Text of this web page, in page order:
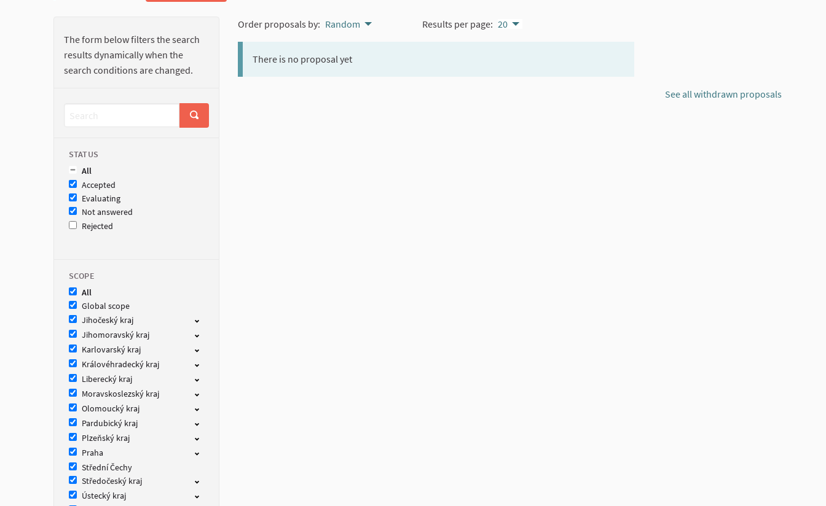
The form below filters the search
results dynamically when the
search conditions are changed.
STATUS
All
Accepted
Evaluating
Not answered
Rejected
SCOPE
All
Global scope
Jihočeský kraj
Jihomoravský kraj
Karlovarský kraj
Královéhradecký kraj
Liberecký kraj
Moravskoslezský kraj
Olomoucký kraj
Pardubický kraj
Plzeňský kraj
Praha
Střední Čechy
Středočeský kraj
Ústecký kraj
Order proposals by: Random Results per page: 20
There is no proposal yet
See all withdrawn proposals